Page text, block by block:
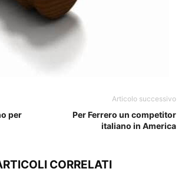
per
Articolo successivo
Per Ferrero un competitor
italiano in America
CORRELATI